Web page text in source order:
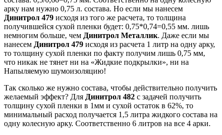
арку нам нужно 0,75 л. состава. Но если мы нанесем
Динитрол 479 исходя из того же расчета, то толщина
получившейся сухой пленки будет: 0,75*0,74=0,55 мм. лишь
немногим больше, чем Динитрол Металлик. Даже если мы
нанесем Динитрол 479 исходя из расчета 1 литр на одну арку,
то толщину сухой пленки по факту получим лишь 0,75 мм,
что никак не тянет ни на «Жидкие подкрылки», ни на
Напыляемую шумоизоляцию!
Так сколько же нужно состава, чтобы действительно получить
желаемый эффект? Для Динитрол 482 с задачей получить
толщину сухой пленки в 1мм и сухой остаток в 62%, то
минимальный расход получается 1,5 литра жидкого состава на
одну колесную арку. Соответственно 6 литров на все 4 арки.